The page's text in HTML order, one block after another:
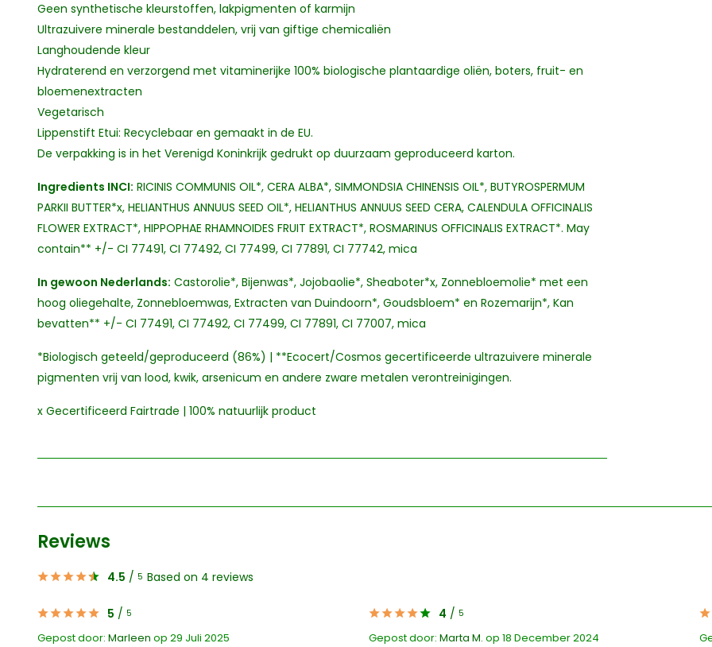
Geen synthetische kleurstoffen, lakpigmenten of karmijn
Ultrazuivere minerale bestanddelen, vrij van giftige chemicaliën
Langhoudende kleur
Hydraterend en verzorgend met vitaminerijke 100% biologische plantaardige oliën, boters, fruit- en
bloemenextracten
Vegetarisch
Lippenstift Etui: Recyclebaar en gemaakt in de EU.
De verpakking is in het Verenigd Koninkrijk gedrukt op duurzaam geproduceerd karton.
Ingredients INCI: RICINIS COMMUNIS OIL*, CERA ALBA*, SIMMONDSIA CHINENSIS OIL*, BUTYROSPERMUM
PARKII BUTTER*x, HELIANTHUS ANNUUS SEED OIL*, HELIANTHUS ANNUUS SEED CERA, CALENDULA OFFICINALIS
FLOWER EXTRACT*, HIPPOPHAE RHAMNOIDES FRUIT EXTRACT*, ROSMARINUS OFFICINALIS EXTRACT*. May
contain** +/- CI 77491, CI 77492, CI 77499, CI 77891, CI 77742, mica
In gewoon Nederlands: Castorolie*, Bijenwas*, Jojobaolie*, Sheaboter*x, Zonnebloemolie* met een
hoog oliegehalte, Zonnebloemwas, Extracten van Duindoorn*, Goudsbloem* en Rozemarijn*, Kan
bevatten** +/- CI 77491, CI 77492, CI 77499, CI 77891, CI 77007, mica
*Biologisch geteeld/geproduceerd (86%) | **Ecocert/Cosmos gecertificeerde ultrazuivere minerale
pigmenten vrij van lood, kwik, arsenicum en andere zware metalen verontreinigingen.
x Gecertificeerd Fairtrade | 100% natuurlijk product
Reviews
4.5 / 5 Based on 4 reviews
5 / 5
Gepost door: Marleen op 29 Juli 2025
4 / 5
Gepost door: Marta M. op 18 December 2024